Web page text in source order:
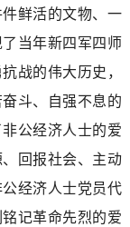
鲜活的文物、一
当年新四军四师
战的伟大历史，
斗、自强不息的
公经济人士的爱
回报社会、主动
经济人士党员代
记革命先烈的爱